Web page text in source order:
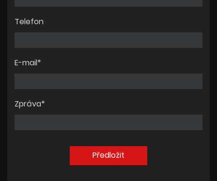
Telefon
E-mail*
Zpráva*